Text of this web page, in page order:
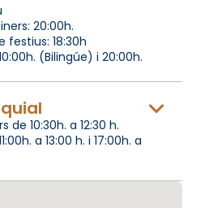
20:00h.
festius: 18:30h
(Bilingúe) i 20:00h.
10:30h. a 12:30 h.
a 13:00 h. i 17:00h. a